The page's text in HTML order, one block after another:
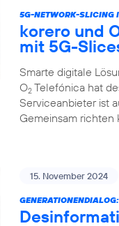
5G-NETWORK-SLICING
korero und
mit 5G-
Smarte digitale
O2 Telefónica hat
Serviceanbieter ist
Gemeinsam richten
15. November 2024
GENERATIONENDIALOG: